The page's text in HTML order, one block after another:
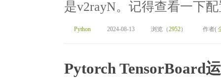
是v2rayN。记得查看一下
Python 2024-08-13 浏览（2952） 作者(
Pytorch TensorBoard